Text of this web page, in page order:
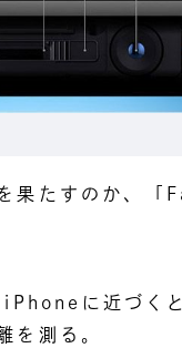
果たすのか、「
に近づく
を測る。